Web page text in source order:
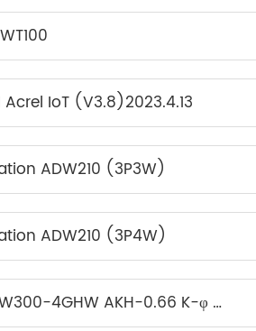
IoT (V3.8)2023.4.13
ADW210 (3P3W)
ADW210 (3P4W)
0.66 K-φ (3P4W) sans mot de passe